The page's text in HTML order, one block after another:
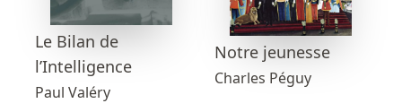
Le Bilan de
l’Intelligence
Paul Valéry
Notre jeunesse
Charles Péguy